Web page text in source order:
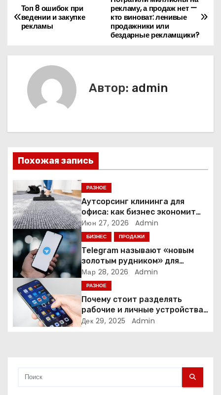
Н
а
ц
и
я
п
о
з
а
п
и
рекламу, а продаж нет —
кто виноват: ленивые
продажники или
бездарные рекламщики?
Топ 8 ошибок при
ведении и закупке
рекламы
Автор: admin
Похожая запись
РАЗНОЕ
Аутсорсинг клининга для
офиса: как бизнес экономит
время и деньги на уборке
Июн 27, 2026 Admin
БИЗНЕС ПРОДАЖИ
Telegram называют «новым
золотым рудником» для
креаторов: как блогеры
создают онлайн-бизнес
Мар 28, 2026 Admin
РАЗНОЕ
Почему стоит разделять
рабочие и личные устройства
— и чем опасно всё смешивать
Дек 29, 2025 Admin